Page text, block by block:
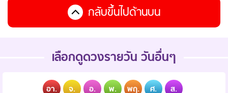
กลับขึ้นไปด้านบน
เลือกดูดวงรายวัน วันอื่นๆ
อา. จ. อ. พ. พฤ. ศ. ส.